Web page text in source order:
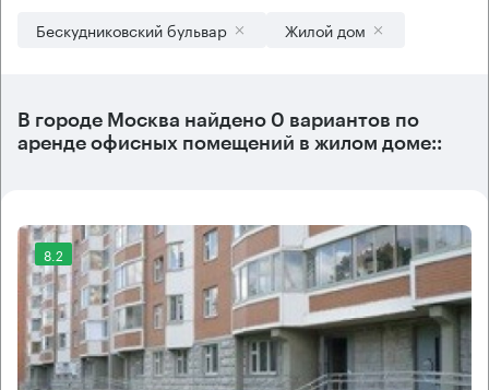
Бескудниковский бульвар Жилой дом
В городе Москва найдено 0 вариантов по
аренде офисных помещений в жилом доме::
8.2